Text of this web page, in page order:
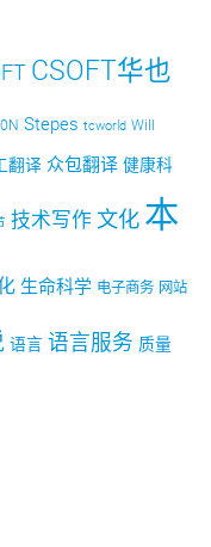
CSOFT华也
Stepes tcworld Will
翻译 众包翻译 健康科
技术写作 文化 本
生命科学 电子商务 网站
语言 语言服务 质量